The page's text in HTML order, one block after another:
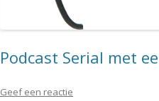
Podcast Serial met
Geef een reactie